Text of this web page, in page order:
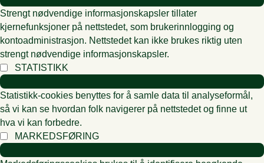
Strengt nødvendige informasjonskapsler tillater
kjernefunksjoner på nettstedet, som brukerinnlogging og
kontoadministrasjon. Nettstedet kan ikke brukes riktig uten
strengt nødvendige informasjonskapsler.
STATISTIKK
Statistikk-cookies benyttes for å samle data til analyseformål,
så vi kan se hvordan folk navigerer på nettstedet og finne ut
hva vi kan forbedre.
MARKEDSFØRING